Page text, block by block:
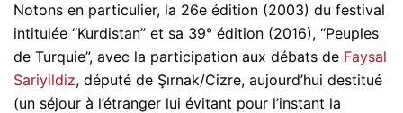
Notons en particulier, la 26e édition (2003) du festival
intitulée “Kurdistan” et sa 39° édition (2016), “Peuples
de Turquie”, avec la participation aux débats de Faysal
Sariyildiz, député de Şırnak/Cizre, aujourd’hui destitué
(un séjour à l’étranger lui évitant pour l’instant la